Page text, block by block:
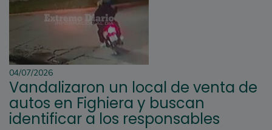
04/07/2026
Vandalizaron un local de venta de
autos en Fighiera y buscan
identificar a los responsables